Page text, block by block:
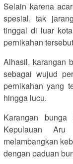
Selain karena
spesial, tak
tinggal di luar
pernikahan
Alhasil, karangan
sebagai wujud
pernikahan yang
hingga lucu.
Karangan
Kepulauan
melambangkan
dengan paduan